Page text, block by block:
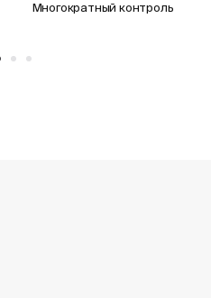
Многократный контроль